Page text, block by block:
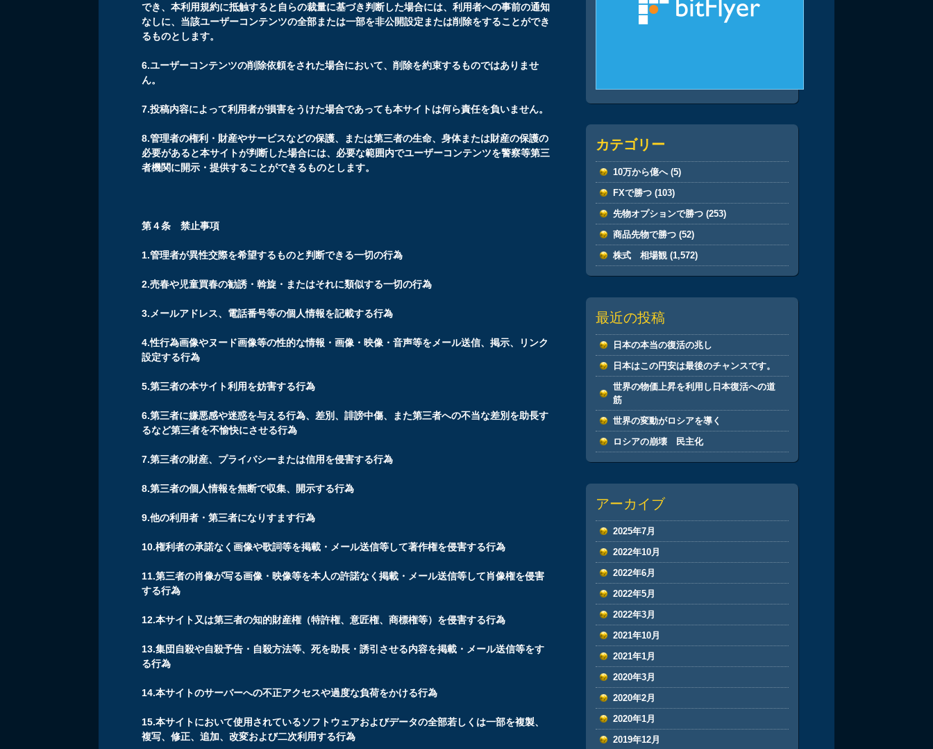
でき、本利用規約に抵触すると自らの裁量に基づき判断した場合には、利用者への事前の通知
なしに、当該ユーザーコンテンツの全部または一部を非公開設定または削除をすることができ
るものとします。
6.ユーザーコンテンツの削除依頼をされた場合において、削除を約束するものではありませ
ん。
7.投稿内容によって利用者が損害をうけた場合であっても本サイトは何ら責任を負いません。
8.管理者の権利・財産やサービスなどの保護、または第三者の生命、身体または財産の保護の
必要があると本サイトが判断した場合には、必要な範囲内でユーザーコンテンツを警察等第三
者機関に開示・提供することができるものとします。
第４条 禁止事項
1.管理者が異性交際を希望するものと判断できる一切の行為
2.売春や児童買春の勧誘・斡旋・またはそれに類似する一切の行為
3.メールアドレス、電話番号等の個人情報を記載する行為
4.性行為画像やヌード画像等の性的な情報・画像・映像・音声等をメール送信、掲示、リンク
設定する行為
5.第三者の本サイト利用を妨害する行為
6.第三者に嫌悪感や迷惑を与える行為、差別、誹謗中傷、また第三者への不当な差別を助長す
るなど第三者を不愉快にさせる行為
7.第三者の財産、プライバシーまたは信用を侵害する行為
8.第三者の個人情報を無断で収集、開示する行為
9.他の利用者・第三者になりすます行為
10.権利者の承諾なく画像や歌詞等を掲載・メール送信等して著作権を侵害する行為
11.第三者の肖像が写る画像・映像等を本人の許諾なく掲載・メール送信等して肖像権を侵害
する行為
12.本サイト又は第三者の知的財産権（特許権、意匠権、商標権等）を侵害する行為
13.集団自殺や自殺予告・自殺方法等、死を助長・誘引させる内容を掲載・メール送信等をす
る行為
14.本サイトのサーバーへの不正アクセスや過度な負荷をかける行為
15.本サイトにおいて使用されているソフトウェアおよびデータの全部若しくは一部を複製、
複写、修正、追加、改変および二次利用する行為
カテゴリー
10万から億へ(5)
FXで勝つ (103)
先物オプションで勝つ (253)
商品先物で勝つ (52)
株式 相場観 (1,572)
最近の投稿
日本の本当の復活の兆し
日本はこの円安は最後のチャンスです。
世界の物価上昇を利用し日本復活への道
筋
世界の変動がロシアを導く
ロシアの崩壊 民主化
アーカイブ
2025年7月
2022年10月
2022年6月
2022年5月
2022年3月
2021年10月
2021年1月
2020年3月
2020年2月
2020年1月
2019年12月